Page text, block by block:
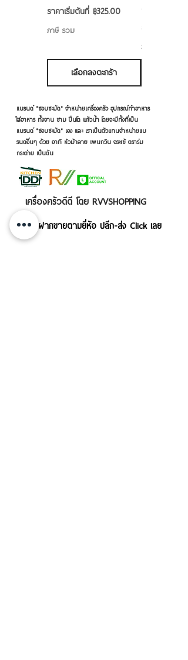
ราคาเริ่มต้นที่ ฿325.00
ราคาขายลด
ภาษี รวม
เลือกลงตะกร้า
ภาษี รวม
แบรนด์ "ชอบชะมัด" จำหน่ายเครื่องครัว อุปกรณ์ทำอาหาร
ใส่อาหาร ทั้งจาน ชาม ปิ่นโต แก้วน้ำ โดยจะมีทั้งที่เป็น
แบรนด์ "ชอบชะมัด" เอง และ เราเป็นตัวแทนจำหน่ายแบ
รนด์อื่นๆ ด้วย อาทิ หัวม้าลาย เพนกวิน จระเข้ ตราร่ม
กระต่าย เป็นต้น
เครื่องครัวดีดี โดย RVVSHOPPING
สินค้าฝากขายตามยี่ห้อ ปลีก-ส่ง Click เลย